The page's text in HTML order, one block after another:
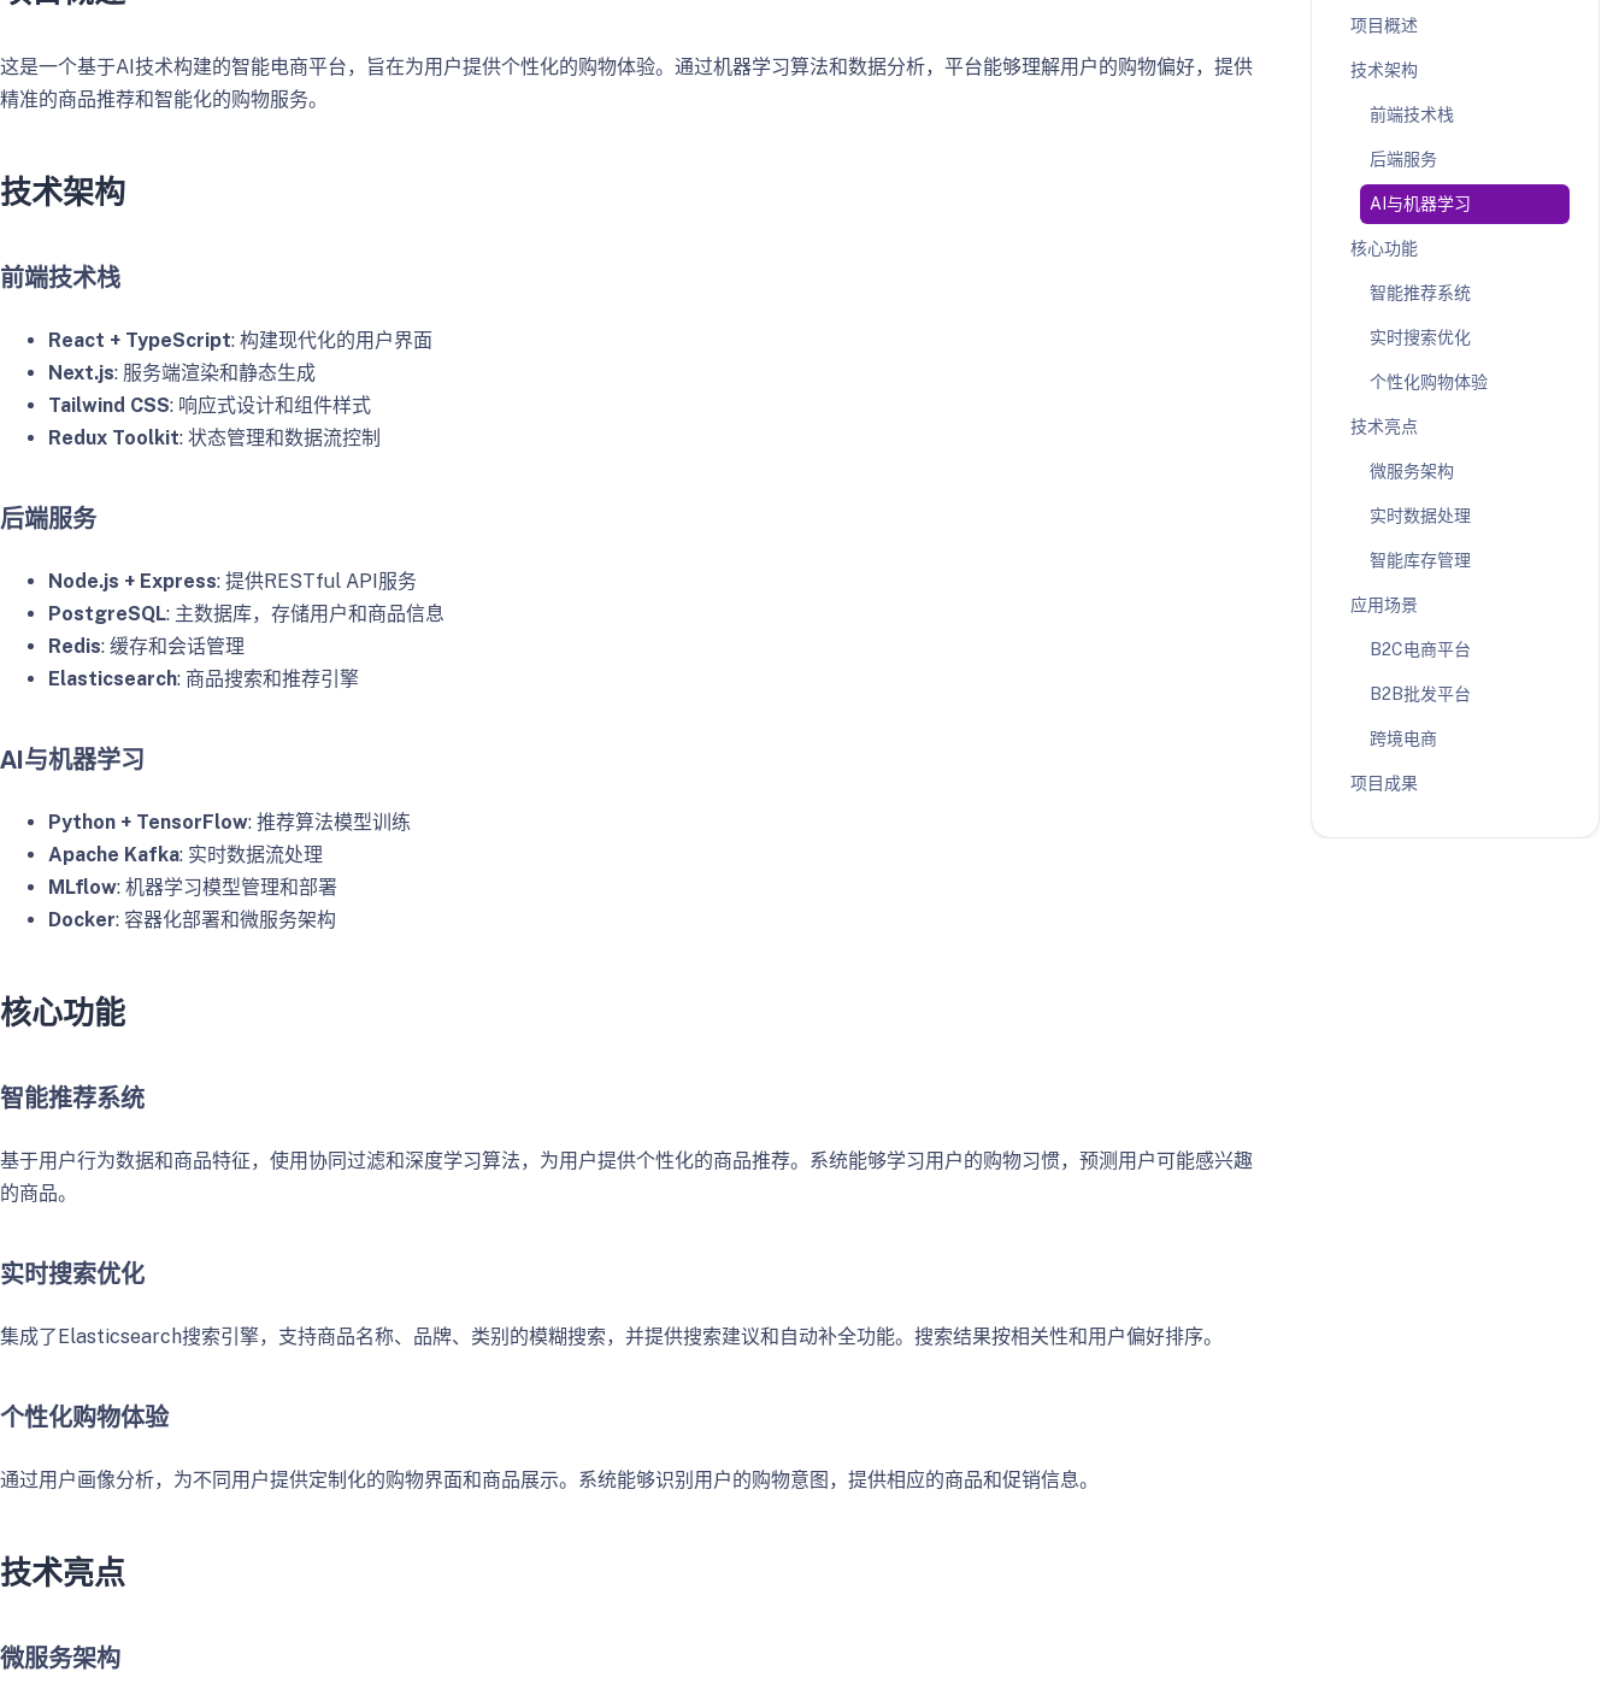
这是一个基于AI技术构建的智能电商平台，旨在为用户提供个性化的购物体验。通过机器学习算法和数据分析，平台能够理解用户的购物偏好，提供
精准的商品推荐和智能化的购物服务。
技术架构
前端技术栈
React + TypeScript: 构建现代化的用户界面
Next.js: 服务端渲染和静态生成
Tailwind CSS: 响应式设计和组件样式
Redux Toolkit: 状态管理和数据流控制
后端服务
Node.js + Express: 提供RESTful API服务
PostgreSQL: 主数据库，存储用户和商品信息
Redis: 缓存和会话管理
Elasticsearch: 商品搜索和推荐引擎
AI与机器学习
Python + TensorFlow: 推荐算法模型训练
Apache Kafka: 实时数据流处理
MLflow: 机器学习模型管理和部署
Docker: 容器化部署和微服务架构
核心功能
智能推荐系统
基于用户行为数据和商品特征，使用协同过滤和深度学习算法，为用户提供个性化的商品推荐。系统能够学习用户的购物习惯，预测用户可能感兴趣
的商品。
实时搜索优化
集成了Elasticsearch搜索引擎，支持商品名称、品牌、类别的模糊搜索，并提供搜索建议和自动补全功能。搜索结果按相关性和用户偏好排序。
个性化购物体验
通过用户画像分析，为不同用户提供定制化的购物界面和商品展示。系统能够识别用户的购物意图，提供相应的商品和促销信息。
技术亮点
微服务架构
项目概述
技术架构
前端技术栈
后端服务
AI与机器学习
核心功能
智能推荐系统
实时搜索优化
个性化购物体验
技术亮点
微服务架构
实时数据处理
智能库存管理
应用场景
B2C电商平台
B2B批发平台
跨境电商
项目成果